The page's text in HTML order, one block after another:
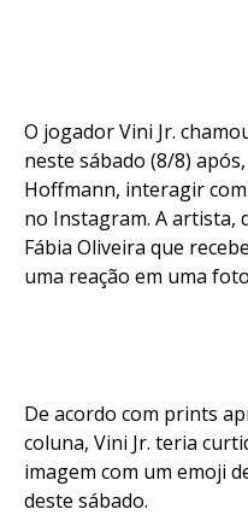
O jogador Vini Jr.
neste sábado (8/8)
Hoffmann, interagir
no Instagram. A artista,
Fábia Oliveira que
uma reação em uma
De acordo com prints
coluna, Vini Jr. teria
imagem com um emoji
deste sábado.